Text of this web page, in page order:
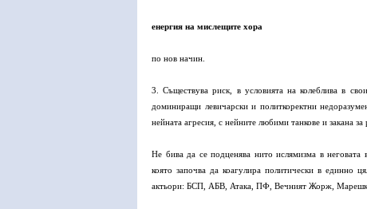
енергия на мислещите хора
по нов начин.
3. Съществува риск, в условията на колеблива в
доминиращи левичарски и политкоректни
нейната агресия, с нейните любими танкове и закана
Не бива да се подценява нито ислямизма в
която започва да коагулира политически в единно
актьори: БСП, АБВ, Атака, ПФ, Вечният Жорж,